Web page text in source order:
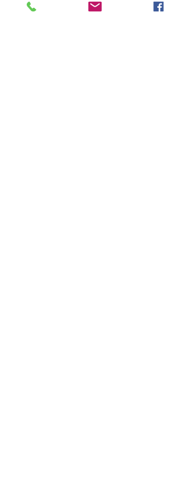
permanentes de detección de COVID-19